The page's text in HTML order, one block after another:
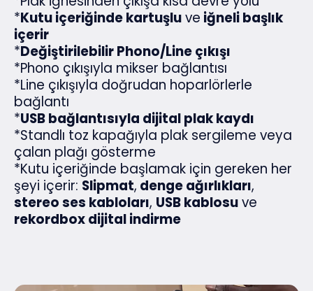
*Kutu içeriğinde kartuşluve iğneli başlık
içerir
*Değiştirilebilir Phono/Line çıkışı
*Phono çıkışıyla mikser bağlantısı
*Line çıkışıyla doğrudan hoparlörlerle
bağlantı
*USB bağlantısıyla dijital plak kaydı
*Standlı toz kapağıyla plak sergileme veya
çalan plağı gösterme
*Kutu içeriğinde başlamak için gereken her
şeyi içerir: Slipmat, denge ağırlıkları,
stereo ses kabloları, USB kablosuve
rekordbox dijital indirme